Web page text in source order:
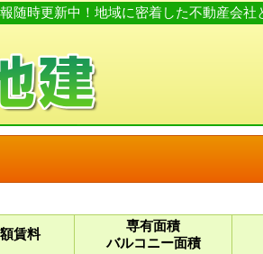
随時更新中！地域に密着した不動産会
賃料
専有面積
バルコニー面積